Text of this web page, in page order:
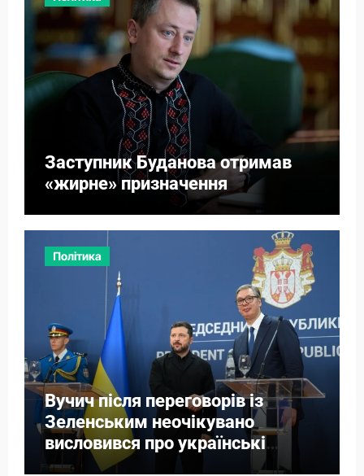
Заступник Буданова отримав
«жирне» призначення
Політика
Вучич після переговорів із
Зеленським неочікувано
висловився про українські
території